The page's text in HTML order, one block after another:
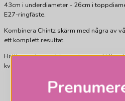
43cm i underdiameter - 26cm i
E27-ringfäste.
Kombinera Chintz skärm med några av
ett komplett resultat.
Hallbergs Lampskärmar är
kvalité. Viss avvikelse från bild kan